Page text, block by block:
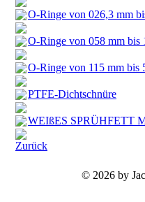
O-Ringe von 026,3 mm
O-Ringe von 058 mm bis
O-Ringe von 115 mm bis
PTFE-Dichtschnüre
WEIßES SPRÜHFETT
Zurück
© 2026 by